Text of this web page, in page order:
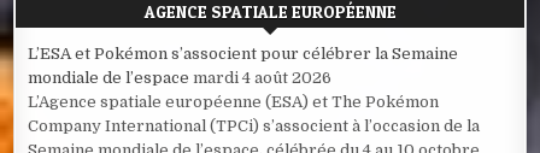
AGENCE SPATIALE EUROPÉENNE
L’ESA et Pokémon s’associent pour célébrer la Semaine
mondiale de l’espace mardi 4 août 2026
L’Agence spatiale européenne (ESA) et The Pokémon
Company International (TPCi) s’associent à l’occasion de la